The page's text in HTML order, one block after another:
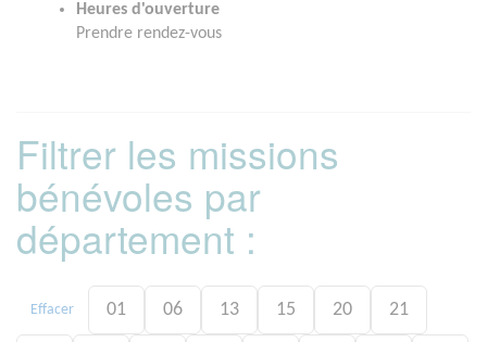
Heures d'ouverture
Prendre rendez-vous
Filtrer les missions
bénévoles par
département :
Effacer 01 06 13 15 20 21